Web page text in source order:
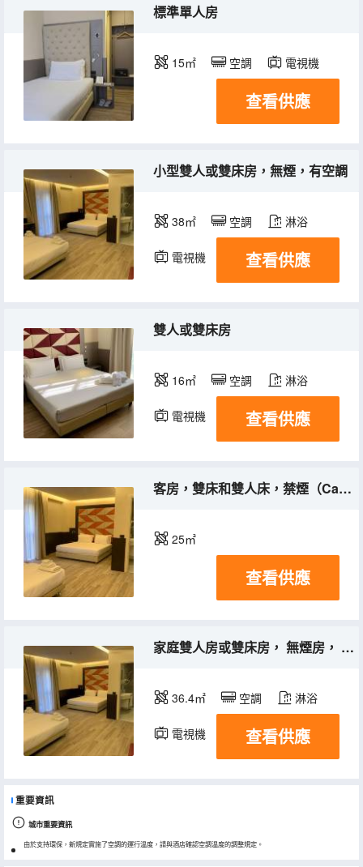
標準單人房
15㎡ 空調 電視機
查看供應
小型雙人或雙床房，無煙，有空調
38㎡ 空調 淋浴
電視機 查看供應
雙人或雙床房
16㎡ 空調 淋浴
電視機 查看供應
客房，雙床和雙人床，禁煙（Camera Familiare Con Letto Matrimoniale）
25㎡
查看供應
家庭雙人房或雙床房， 無煙房， 空調
36.4㎡ 空調 淋浴
電視機 查看供應
重要資訊
城市重要資訊
由於支持環保，新規定實施了空調的運行温度，請與酒店確認空調温度的調整規定。